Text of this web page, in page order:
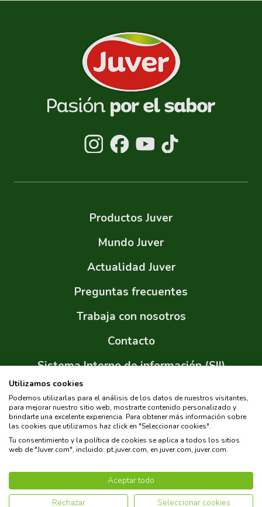
Productos Juver
Mundo Juver
Actualidad Juver
Preguntas frecuentes
Trabaja con nosotros
Contacto
Sistema Interno de información (SII)
Política de Privacidad Política de Cookies
Utilizamos cookies
Podemos utilizarlas para el análisis de los datos de nuestros visitantes,
para mejorar nuestro sitio web, mostrarte contenido personalizado y
brindarte una excelente experiencia. Para obtener más información sobre
las cookies que utilizamos haz click en "Seleccionar cookies".
Tu consentimiento y la política de cookies se aplica a todos los sitios
web de "Juver.com", incluido: pt.juver.com, en.juver.com, juver.com.
Aceptar todo
Rechazar
Seleccionar cookies